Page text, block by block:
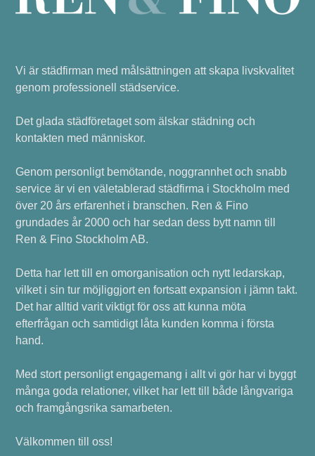
Vi är städfirman med målsättningen att skapa livskvalitet
genom professionell städservice.
Det glada städföretaget som älskar städning och
kontakten med människor.
Genom personligt bemötande, noggrannhet och snabb
service är vi en väletablerad städfirma i Stockholm med
över 20 års erfarenhet i branschen. Ren & Fino
grundades år 2000 och har sedan dess bytt namn till
Ren & Fino Stockholm AB.
Detta har lett till en omorganisation och nytt ledarskap,
vilket i sin tur möjliggjort en fortsatt expansion i jämn takt.
Det har alltid varit viktigt för oss att kunna möta
efterfrågan och samtidigt låta kunden komma i första
hand.
Med stort personligt engagemang i allt vi gör har vi byggt
många goda relationer, vilket har lett till både långvariga
och framgångsrika samarbeten.
Välkommen till oss!